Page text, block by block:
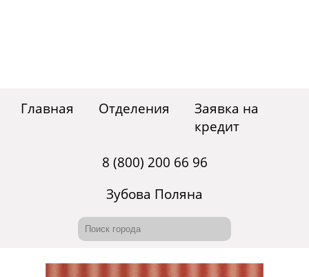
Главная Отделения
Заявка на
кредит
8 (800) 200 66 96
Зубова Поляна